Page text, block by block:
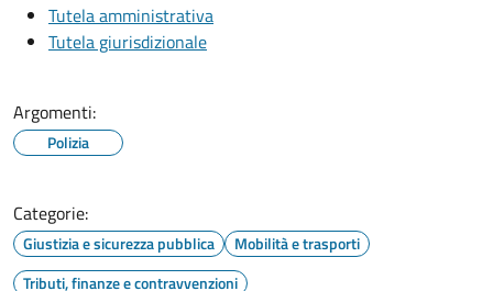
Tutela amministrativa
Tutela giurisdizionale
Argomenti:
Polizia
Categorie:
Giustizia e sicurezza pubblica
Mobilità e trasporti
Tributi, finanze e contravvenzioni